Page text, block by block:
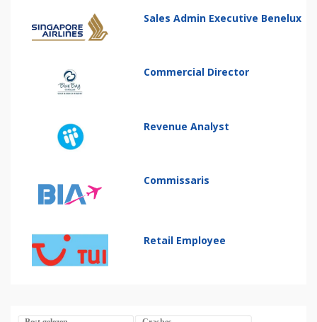
Sales Admin Executive Benelux
Commercial Director
Revenue Analyst
Commissaris
Retail Employee